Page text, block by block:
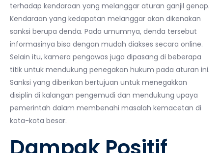
terhadap kendaraan yang melanggar aturan ganjil genap.
Kendaraan yang kedapatan melanggar akan dikenakan
sanksi berupa denda. Pada umumnya, denda tersebut
informasinya bisa dengan mudah diakses secara online.
Selain itu, kamera pengawas juga dipasang di beberapa
titik untuk mendukung penegakan hukum pada aturan ini.
Sanksi yang diberikan bertujuan untuk menegakkan
disiplin di kalangan pengemudi dan mendukung upaya
pemerintah dalam membenahi masalah kemacetan di
kota-kota besar.